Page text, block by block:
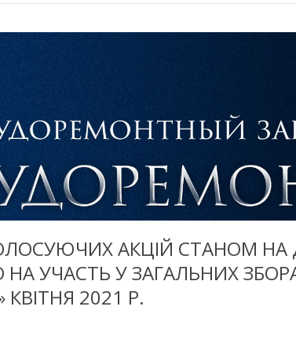
АКЦІЙ СТАНОМ НА
УЧАСТЬ У ЗАГАЛЬНИХ
2021 Р.